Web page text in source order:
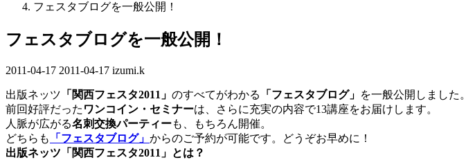
フェスタブログを一般公開！
フェスタブログを一般公開！
2011-04-17 最
新
日
時
:
2011-04-17 izumi.k
出版ネッツ 「関西フェスタ2011」 のすべてがわかる 「フェスタブログ」 を一般公開しました。
前回好評だった ワンコイン・セミナーは、さらに充実の内容で13講座をお届けします。
人脈が広がる名刺交換パーティーも、もちろん開催。
どちらも
「フェスタブログ」 からのご予約が可能です。どうぞお早めに！
出版ネッツ「関西フェスタ2011」とは？